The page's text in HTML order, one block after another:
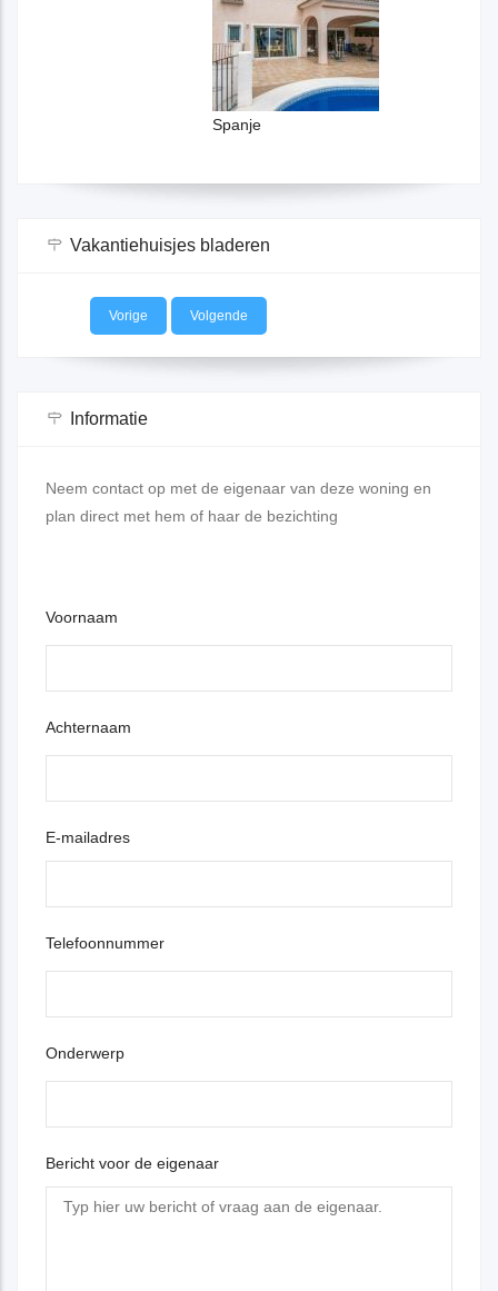
Vakantiehuisjes bladeren
Vorige Volgende
Informatie
Neem contact op met de eigenaar van deze woning en
plan direct met hem of haar de bezichting
Voornaam
Achternaam
E-mailadres
Telefoonnummer
Onderwerp
Bericht voor de eigenaar